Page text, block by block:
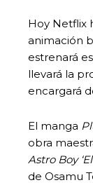
Hoy Netflix
animación
estrenará
llevará la
encargará
El manga
obra
Astro Boy
de Osamu